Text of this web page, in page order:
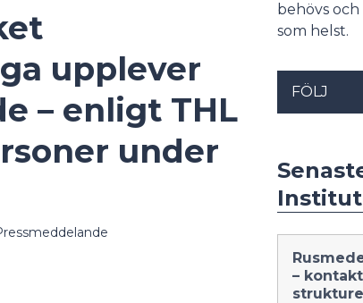
upplever
– enligt THL
under
behövs
som helst.
FÖLJ
–